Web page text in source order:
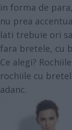
in forma de
nu prea
lati trebuie ori
fara bretele, cu
Ce alegi?
rochiile cu
adanc.